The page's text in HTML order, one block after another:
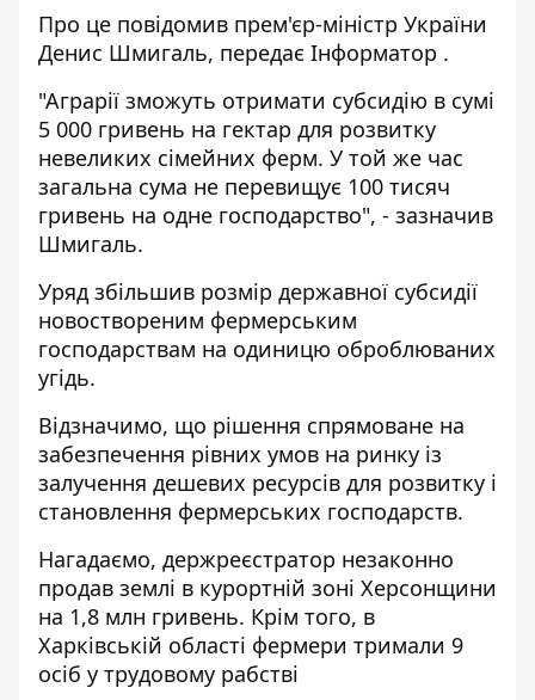
Про це повідомив прем'єр-міністр України
Денис Шмигаль, передає Інформатор .
"Аграрії зможуть отримати субсидію в сумі
5 000 гривень на гектар для розвитку
невеликих сімейних ферм. У той же час
загальна сума не перевищує 100 тисяч
гривень на одне господарство", - зазначив
Шмигаль.
Уряд збільшив розмір державної субсидії
новоствореним фермерським
господарствам на одиницю оброблюваних
угідь.
Відзначимо, що рішення спрямоване на
забезпечення рівних умов на ринку із
залучення дешевих ресурсів для розвитку і
становлення фермерських господарств.
Нагадаємо, держреєстратор незаконно
продав землі в курортній зоні Херсонщини
на 1,8 млн гривень. Крім того, в
Харківській області фермери тримали 9
осіб у трудовому рабстві